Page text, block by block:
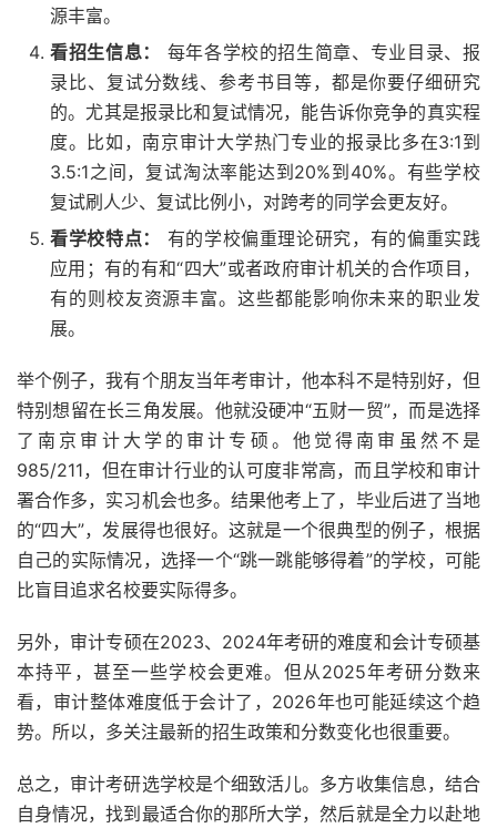
源丰富。
看招生信息：
每年各学校的招生简章、专业目录、报
录比、复试分数线、参考书目等，都是你要仔细研究
的。尤其是报录比和复试情况，能告诉你竞争的真实程
度。比如，南京审计大学热门专业的报录比多在3:1到
3.5:1之间，复试淘汰率能达到20%到40%。有些学校
复试刷人少、复试比例小，对跨考的同学会更友好。
看学校特点：
有的学校偏重理论研究，有的偏重实践
应用；有的有和“四大”或者政府审计机关的合作项目，
有的则校友资源丰富。这些都能影响你未来的职业发
展。
举个例子，我有个朋友当年考审计，他本科不是特别好，但
特别想留在长三角发展。他就没硬冲“五财一贸”，而是选择
了南京审计大学的审计专硕。他觉得南审虽然不是
985/211，但在审计行业的认可度非常高，而且学校和审计
署合作多，实习机会也多。结果他考上了，毕业后进了当地
的“四大”，发展得也很好。这就是一个很典型的例子，根据
自己的实际情况，选择一个“跳一跳能够得着”的学校，可能
比盲目追求名校要实际得多。
另外，审计专硕在2023、2024年考研的难度和会计专硕基
本持平，甚至一些学校会更难。但从2025年考研分数来
看，审计整体难度低于会计了，2026年也可能延续这个趋
势。所以，多关注最新的招生政策和分数变化也很重要。
总之，审计考研选学校是个细致活儿。多方收集信息，结合
自身情况，找到最适合你的那所大学，然后就是全力以赴地